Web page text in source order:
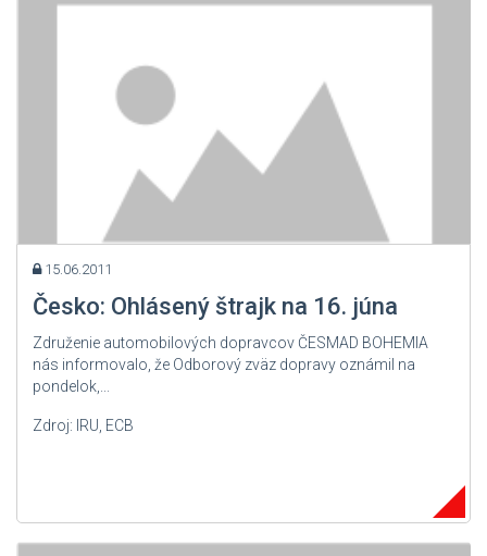
15.06.2011
Česko: Ohlásený štrajk na 16. júna
Združenie automobilových dopravcov ČESMAD BOHEMIA
nás informovalo, že Odborový zväz dopravy oznámil na
pondelok,...
Zdroj: IRU, ECB